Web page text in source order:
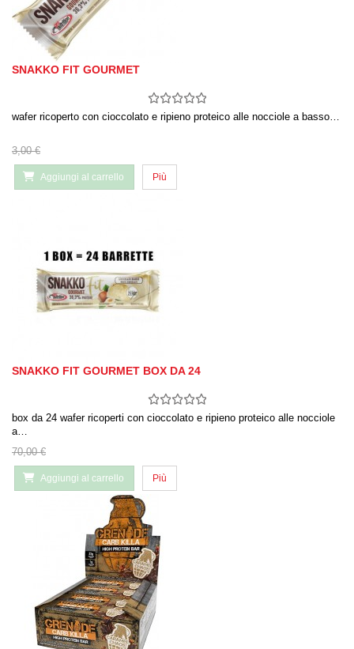
SNAKKO FIT GOURMET
wafer ricoperto con cioccolato e ripieno proteico alle nocciole a basso…
3,00 €
Aggiungi al carrello Più
SNAKKO FIT GOURMET BOX DA 24
box da 24 wafer ricoperti con cioccolato e ripieno proteico alle nocciole
a…
70,00 €
Aggiungi al carrello Più